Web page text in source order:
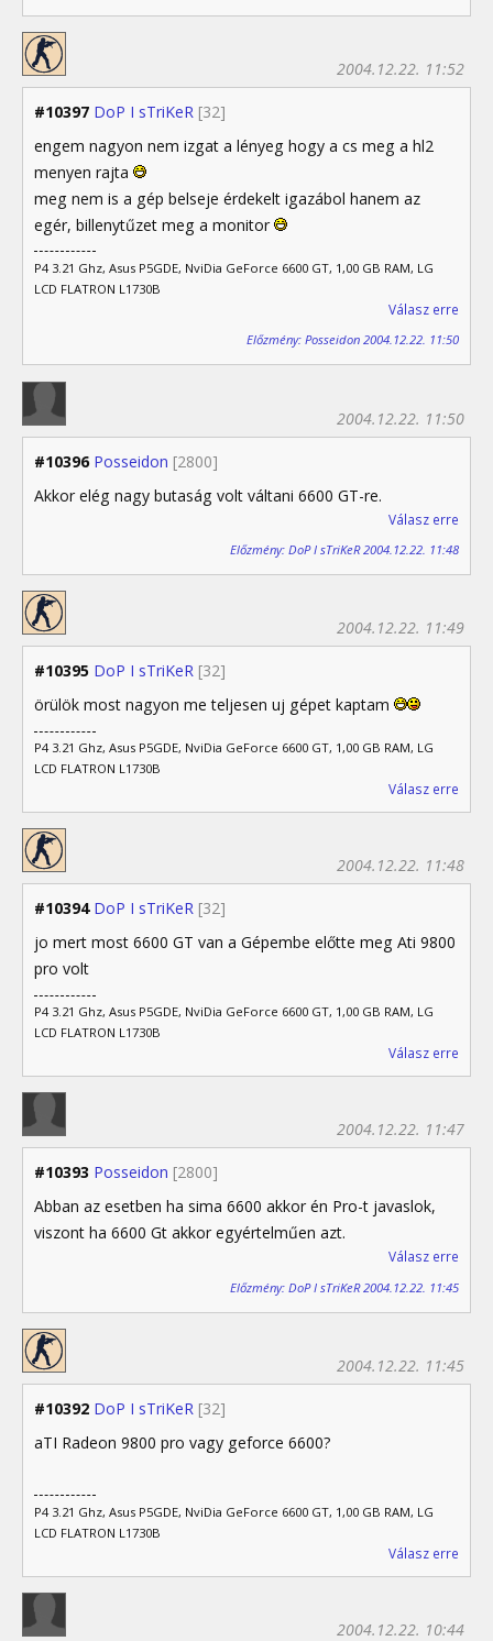
#10397 DoP I sTriKeR [32]
2004.12.22. 11:52
engem nagyon nem izgat a lényeg hogy a cs meg a hl2
menyen rajta
meg nem is a gép belseje érdekelt igazábol hanem az
egér, billenytűzet meg a monitor
P4 3.21 Ghz, Asus P5GDE, NviDia GeForce 6600 GT, 1,00 GB RAM, LG
LCD FLATRON L1730B
Válasz erre
Előzmény: Posseidon 2004.12.22. 11:50
#10396 Posseidon [2800]
2004.12.22. 11:50
Akkor elég nagy butaság volt váltani 6600 GT-re.
Válasz erre
Előzmény: DoP I sTriKeR 2004.12.22. 11:48
#10395 DoP I sTriKeR [32]
2004.12.22. 11:49
örülök most nagyon me teljesen uj gépet kaptam
P4 3.21 Ghz, Asus P5GDE, NviDia GeForce 6600 GT, 1,00 GB RAM, LG
LCD FLATRON L1730B
Válasz erre
#10394 DoP I sTriKeR [32]
2004.12.22. 11:48
jo mert most 6600 GT van a Gépembe előtte meg Ati 9800
pro volt
P4 3.21 Ghz, Asus P5GDE, NviDia GeForce 6600 GT, 1,00 GB RAM, LG
LCD FLATRON L1730B
Válasz erre
#10393 Posseidon [2800]
2004.12.22. 11:47
Abban az esetben ha sima 6600 akkor én Pro-t javaslok,
viszont ha 6600 Gt akkor egyértelműen azt.
Válasz erre
Előzmény: DoP I sTriKeR 2004.12.22. 11:45
#10392 DoP I sTriKeR [32]
2004.12.22. 11:45
aTI Radeon 9800 pro vagy geforce 6600?
P4 3.21 Ghz, Asus P5GDE, NviDia GeForce 6600 GT, 1,00 GB RAM, LG
LCD FLATRON L1730B
Válasz erre
2004.12.22. 10:44